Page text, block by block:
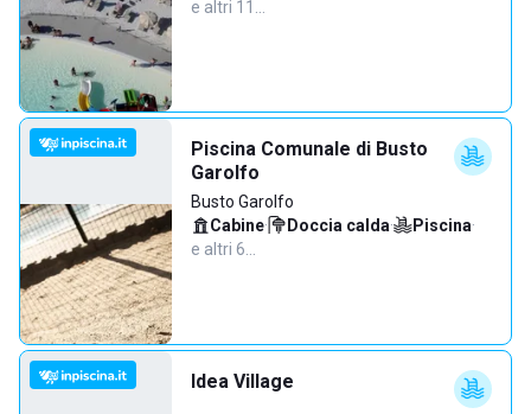
e altri 11…
Piscina Comunale di Busto
Garolfo
Busto Garolfo
Cabine· Doccia calda· Piscina·
e altri 6…
Idea Village